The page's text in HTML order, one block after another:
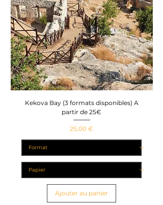
Kekova Bay (3 formats disponibles) A
partir de 25€
Prix
25,00 €
Ajouter au panier